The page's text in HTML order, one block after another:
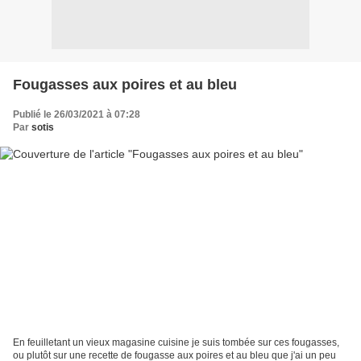
Fougasses aux poires et au bleu
Publié le 26/03/2021 à 07:28
Par sotis
En feuilletant un vieux magasine cuisine je suis tombée sur ces fougasses,
ou plutôt sur une recette de fougasse aux poires et au bleu que j'ai un peu